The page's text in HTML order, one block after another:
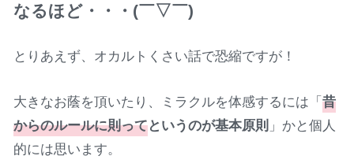
なるほど・・・(￣▽￣)
とりあえず、オカルトくさい話で恐縮ですが！
大きなお蔭を頂いたり、ミラクルを体感するには「昔
からのルールに則ってというのが基本原則 」かと個人
的には思います。